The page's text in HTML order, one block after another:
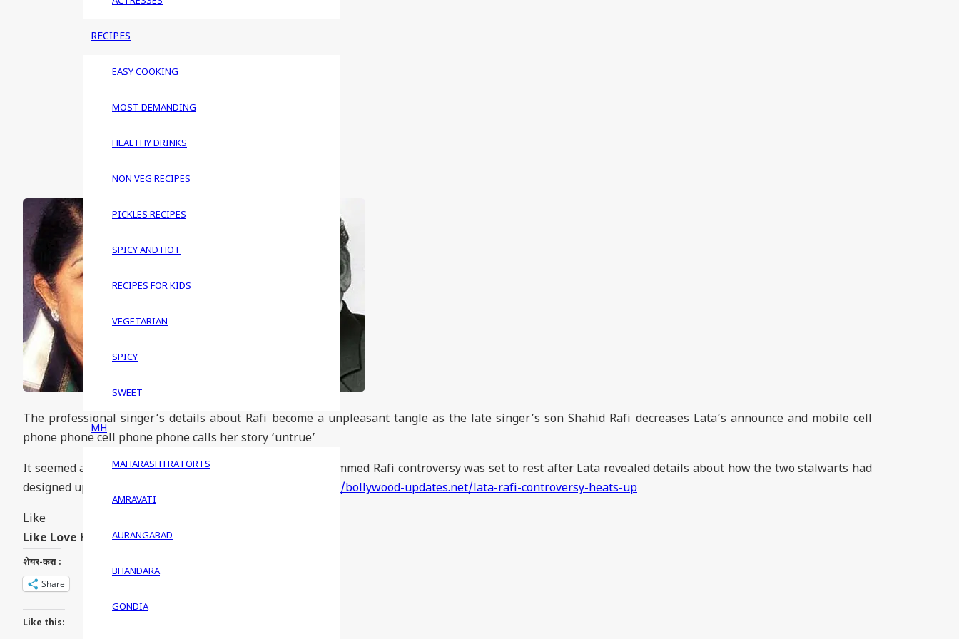
RECIPES
EASY COOKING
MOST DEMANDING
HEALTHY DRINKS
NON VEG RECIPES
PICKLES RECIPES
SPICY AND HOT
RECIPES FOR KIDS
VEGETARIAN
SPICY
SWEET
MH
MAHARASHTRA FORTS
AMRAVATI
AURANGABAD
BHANDARA
GONDIA
The professional singer’s details about Rafi become a unpleasant tangle as the late singer’s son Shahid Rafi decreases Lata’s announce and mobile cell
phone phone cell phone phone calls her story ‘untrue’
It seemed as if the decades-old Lata Mangeshkar vs Mohammed Rafi controversy was set to rest after Lata revealed details about how the two stalwarts had
designed up after their well known fight. Read More
http://bollywood-updates.net/lata-rafi-controversy-heats-up
Like
Like Love Haha WowSadAngry
शेयर-करा :
Share
Like this: